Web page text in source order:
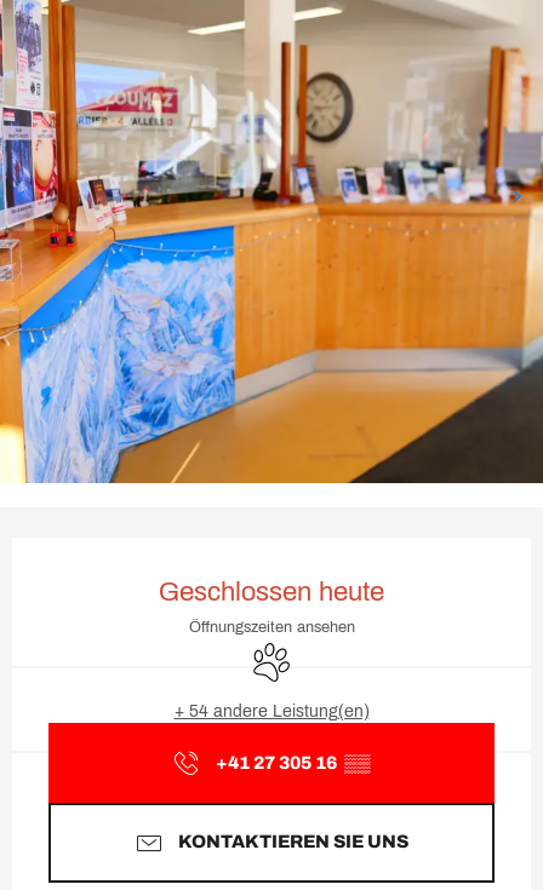
Geschlossen heute
Öffnungszeiten ansehen
Tiere erlaubt
+ 54 andere Leistung(en)
+41 27 305 16 ▒▒
KONTAKTIEREN SIE UNS